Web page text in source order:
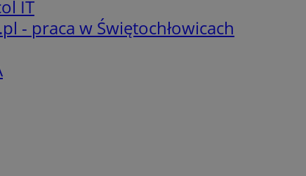
IT
- praca w Świętochłowicach